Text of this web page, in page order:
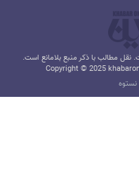
مطالب با ذکر منبع بلامانع است.
Copyright © 2025